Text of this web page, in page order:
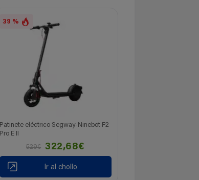
39 %
Patinete eléctrico Segway-Ninebot F2
Pro E II
529€
322,68€
Ir al chollo